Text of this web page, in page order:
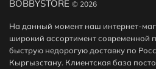
BOBBYSTORE © 2026
На данный момент наш интернет-
широкий ассортимент современной
быструю недорогую доставку по
Кыргызстану. Клиентская база